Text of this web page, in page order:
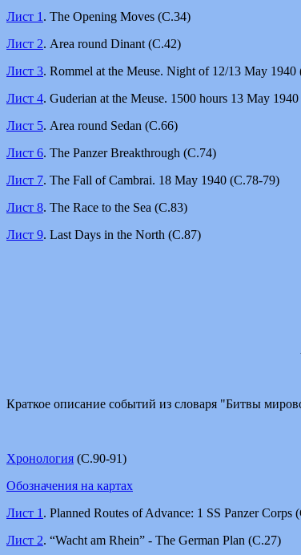
Лист 1 . The Opening Moves (С.34)
Лист 2. Area round Dinant (С.42)
Лист 3. Rommel at the Meuse. Night of 12/13 May
Лист 4. Guderian at the Meuse. 1500 hours 13 May
Лист 5. Area round Sedan (С.66)
Лист 6. The Panzer Breakthrough (С.74)
Лист 7. The Fall of Cambrai. 18 May 1940 (С.78-79)
Лист 8. The Race to the Sea (С.83)
Лист 9. Last Days in the North (С.87)
Краткое описание событий из словаря "Битвы
Хронология (С.90-91)
Обозначения на картах
Лист 1 . Planned Routes of Advance: 1 SS Panzer Corps
Лист 2. “Wacht am Rhein” - The German Plan (С.27)